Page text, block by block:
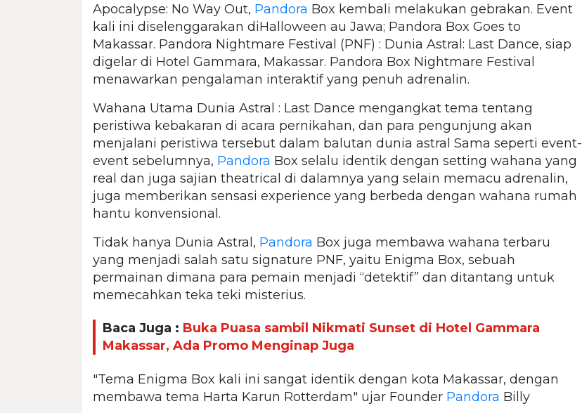
Apocalypse: No Way Out, Pandora Box kembali melakukan gebrakan. Event
kali ini diselenggarakan diHalloween au Jawa; Pandora Box Goes to
Makassar. Pandora Nightmare Festival (PNF) : Dunia Astral: Last Dance, siap
digelar di Hotel Gammara, Makassar. Pandora Box Nightmare Festival
menawarkan pengalaman interaktif yang penuh adrenalin.
Wahana Utama Dunia Astral : Last Dance mengangkat tema tentang
peristiwa kebakaran di acara pernikahan, dan para pengunjung akan
menjalani peristiwa tersebut dalam balutan dunia astral Sama seperti event-
event sebelumnya, Pandora Box selalu identik dengan setting wahana yang
real dan juga sajian theatrical di dalamnya yang selain memacu adrenalin,
juga memberikan sensasi experience yang berbeda dengan wahana rumah
hantu konvensional.
Tidak hanya Dunia Astral, Pandora Box juga membawa wahana terbaru
yang menjadi salah satu signature PNF, yaitu Enigma Box, sebuah
permainan dimana para pemain menjadi “detektif” dan ditantang untuk
memecahkan teka teki misterius.
Baca Juga : Buka Puasa sambil Nikmati Sunset di Hotel Gammara
Makassar, Ada Promo Menginap Juga
"Tema Enigma Box kali ini sangat identik dengan kota Makassar, dengan
membawa tema Harta Karun Rotterdam" ujar Founder Pandora Billy